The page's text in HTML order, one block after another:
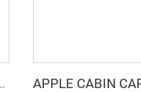
A12シリーズ